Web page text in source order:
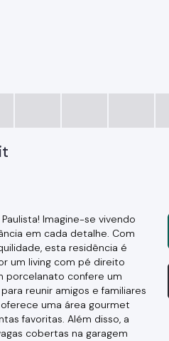
Imagine-se vivendo
em cada detalhe. Com
esta residência é
um living com pé direito
porcelanato confere um
reunir amigos e familiares
uma área gourmet
favoritas. Além disso, a
cobertas na garagem